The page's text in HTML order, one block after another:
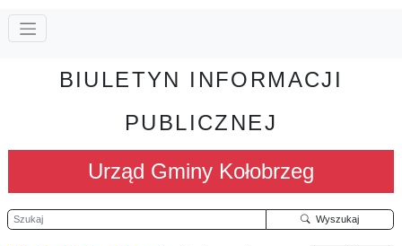
BIULETYN INFORMACJI
PUBLICZNEJ
Urząd Gminy Kołobrzeg
Szukaj Wyszukaj